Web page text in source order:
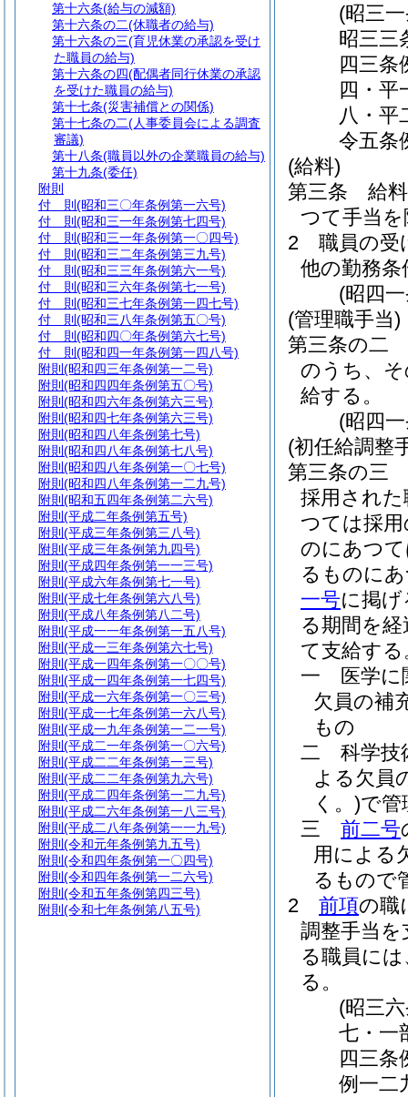
(昭三
昭三三
四三条
四・平
八・平
令五条
(給料)
第三条
給
つて手当
2
職員の受
他の勤務
(昭四
(管理職手当)
第三条の二
のうち、
給する。
(昭四
(初任給調整
第三条の三
採用され
つては採
のにあつ
るものに
一号に掲
る期間を
て支給する
一
医学
欠員の補
もの
二
科学技
よる欠員
く。)で管
三
前二号
用による
るもので
2
前項の職
調整手当
る職員には
る。
(昭三
七・一
四三条
例一二
第十六条(給与の減額)
第十六条の二(休職者の給与)
第十六条の三(育児休業の承認を受け
た職員の給与)
第十六条の四(配偶者同行休業の承認
を受けた職員の給与)
第十七条(災害補償との関係)
第十七条の二(人事委員会による調査
審議)
第十八条(職員以外の企業職員の給与)
第十九条(委任)
附則
付 則 (昭和三〇年条例第一六号)
付 則 (昭和三一年条例第七四号)
付 則 (昭和三一年条例第一〇四号)
付 則 (昭和三二年条例第三九号)
付 則 (昭和三三年条例第六一号)
付 則 (昭和三六年条例第七一号)
付 則 (昭和三七年条例第一四七号)
付 則 (昭和三八年条例第五〇号)
付 則 (昭和四〇年条例第六七号)
付 則 (昭和四一年条例第一四八号)
附則 (昭和四三年条例第一二号)
附則 (昭和四四年条例第五〇号)
附則 (昭和四六年条例第六三号)
附則 (昭和四七年条例第六三号)
附則 (昭和四八年条例第七号)
附則 (昭和四八年条例第七八号)
附則 (昭和四八年条例第一〇七号)
附則 (昭和四八年条例第一二九号)
附則 (昭和五四年条例第二六号)
附則 (平成二年条例第五号)
附則 (平成三年条例第三八号)
附則 (平成三年条例第九四号)
附則 (平成四年条例第一一三号)
附則 (平成六年条例第七一号)
附則 (平成七年条例第六八号)
附則 (平成八年条例第八二号)
附則 (平成一一年条例第一五八号)
附則 (平成一三年条例第六七号)
附則 (平成一四年条例第一〇〇号)
附則 (平成一四年条例第一七四号)
附則 (平成一六年条例第一〇三号)
附則 (平成一七年条例第一六八号)
附則 (平成一九年条例第一二一号)
附則 (平成二一年条例第一〇六号)
附則 (平成二二年条例第一三号)
附則 (平成二二年条例第九六号)
附則 (平成二四年条例第一二九号)
附則 (平成二六年条例第一八三号)
附則 (平成二八年条例第一一九号)
附則 (令和元年条例第九五号)
附則 (令和四年条例第一〇四号)
附則 (令和四年条例第一二六号)
附則 (令和五年条例第四三号)
附則 (令和七年条例第八五号)